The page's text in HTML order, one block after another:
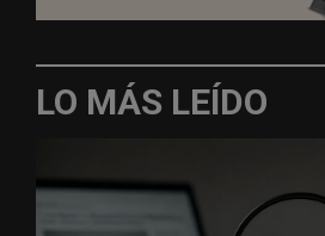
LO MÁS LEÍDO